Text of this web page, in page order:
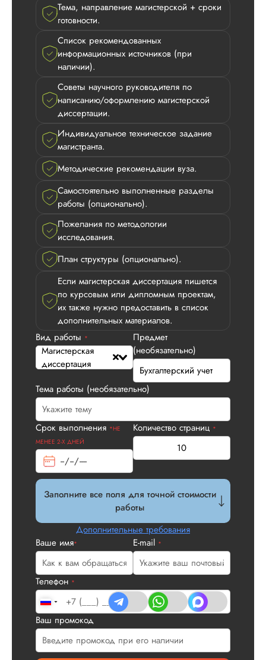
Тема, направление магистерской + сроки
готовности.
Список рекомендованных
информационных источников (при
наличии).
Советы научного руководителя по
написанию/оформлению магистерской
диссертации.
Индивидуальное техническое задание
магистранта.
Методические рекомендации вуза.
Самостоятельно выполненные разделы
работы (опционально).
Пожелания по методологии
исследования.
План структуры (опционально).
Если магистерская диссертация пишется
по курсовым или дипломным проектам,
их также нужно предоставить в список
дополнительных материалов.
Вид работы *
Магистерская
диссертация
Предмет
(необязательно)
Тема работы (необязательно)
Срок выполнения *НЕ
МЕНЕЕ 2-Х ДНЕЙ
Количество страниц *
Заполните все поля для точной стоимости
работы
Дополнительные требования
Ваше имя* E-mail *
Телефон *
Ваш промокод
Дмитрий
Магистерские
диссертации
Заказывала тут
магистерскую
диссертацию по
намного дороже,